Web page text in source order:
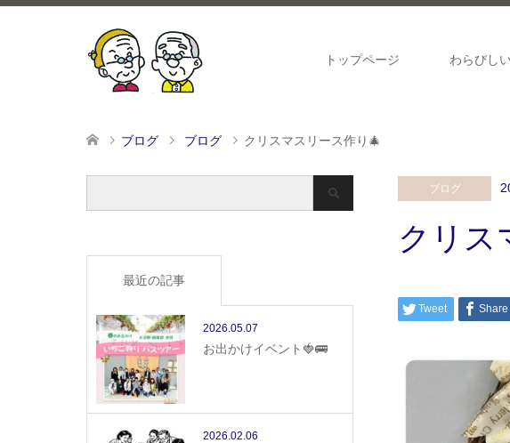
トップページ わらびし
ブログ ブログ クリスマスリース作り🎄
ブログ
クリス
Tweet Share
最近の記事
2026.05.07
お出かけイベント🍓🚌
2026.02.06